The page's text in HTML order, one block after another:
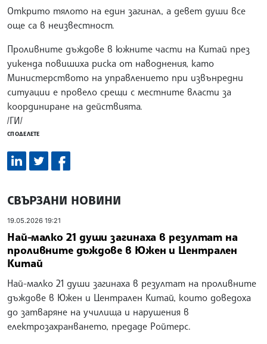
Открито тялото на един загинал, а девет души все
още са в неизвестност.
Проливните дъждове в южните части на Китай през
уикенда повишиха риска от наводнения, като
Министерството на управлението при извънредни
ситуации е провело срещи с местните власти за
координиране на действията.
/ГИ/
СПОДЕЛЕТЕ
СВЪРЗАНИ НОВИНИ
19.05.2026 19:21
Най-малко 21 души загинаха в резултат на
проливните дъждове в Южен и Централен
Китай
Най-малко 21 души загинаха в резултат на проливните
дъждове в Южен и Централен Китай, които доведоха
до затваряне на училища и нарушения в
електрозахранването, предаде Ройтерс.